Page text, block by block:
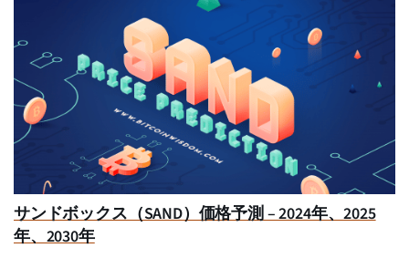
サンドボックス（SAND）価格予測 – 2024年、2025
年、2030年